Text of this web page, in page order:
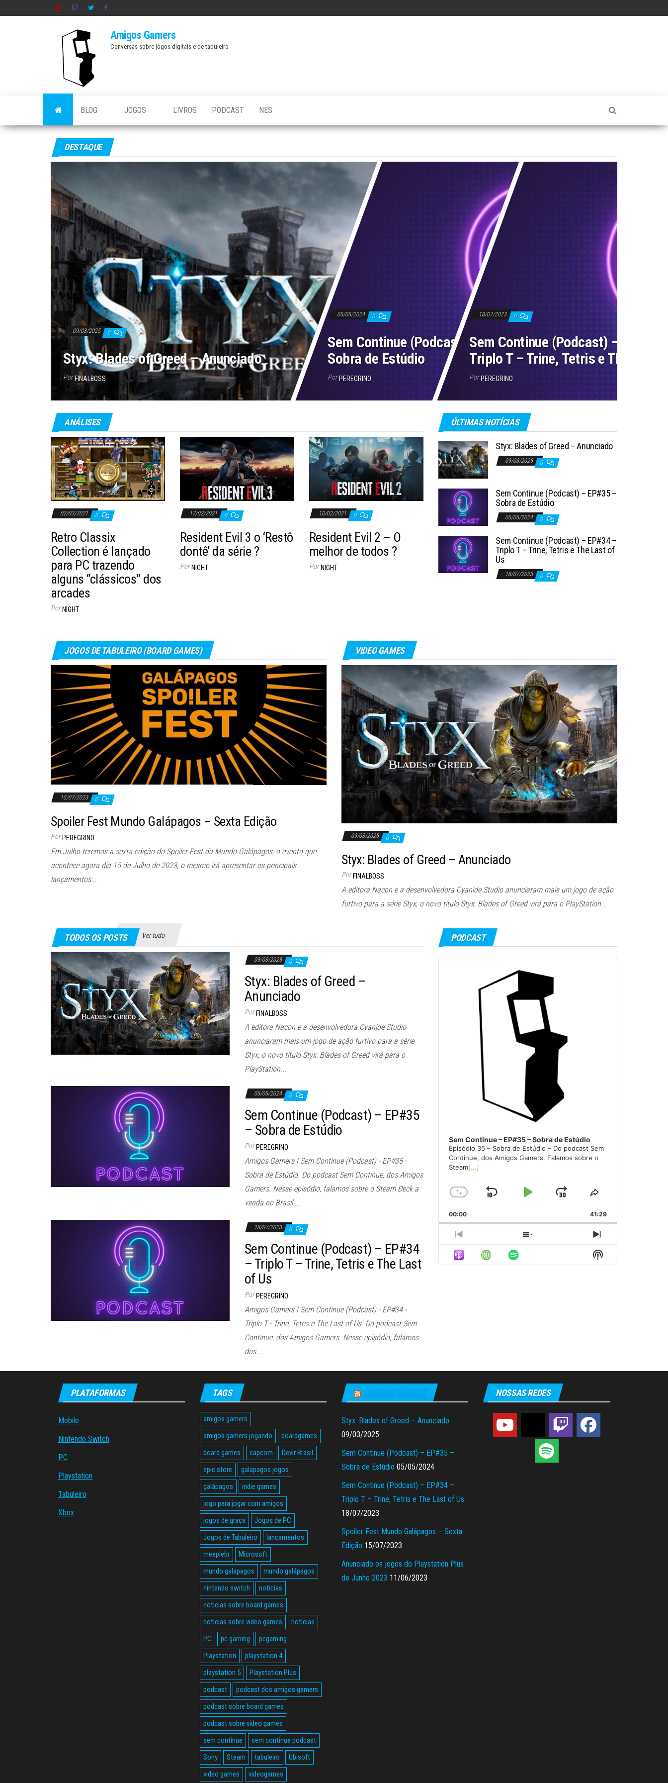
Amigos Gamers
Conversas sobre jogos digitais e de tabuleiro
BLOG JOGOS LIVROS PODCAST NES
DESTAQUE
09/03/2025 0
Styx: Blades of Greed – Anunciado
Por FINALBOSS
05/05/2024 0
Sem Continue (Podcast) – EP#35 –
Sobra de Estúdio
Por PEREGRINO
18/07/2023 0
Sem Continue (Podcast) – EP#34
Triplo T – Trine, Tetris e The Last
Por PEREGRINO
ANÁLISES
02/03/2021 0
Retro Classix
Collection é lançado
para PC trazendo
alguns “clássicos” dos
arcades
Por NIGHT
17/02/2021 0
Resident Evil 3 o ‘Restô
dontê’ da série ?
Por NIGHT
10/02/2021 0
Resident Evil 2 – O
melhor de todos ?
Por NIGHT
ÚLTIMAS NOTÍCIAS
Styx: Blades of Greed – Anunciado
09/03/2025 0
Sem Continue (Podcast) – EP#35 –
Sobra de Estúdio
05/05/2024 0
Sem Continue (Podcast) – EP#34 –
Triplo T – Trine, Tetris e The Last of
Us
18/07/2023 0
JOGOS DE TABULEIRO (BOARD GAMES)
15/07/2023 0
Spoiler Fest Mundo Galápagos – Sexta Edição
Por PEREGRINO
Em Julho teremos a sexta edição do Spoiler Fest da Mundo Galápagos, o evento que
acontece agora dia 15 de Julho de 2023, o mesmo irá apresentar os principais
lançamentos...
VIDEO GAMES
09/03/2025 0
Styx: Blades of Greed – Anunciado
Por FINALBOSS
A editora Nacon e a desenvolvedora Cyanide Studio anunciaram mais um jogo de ação
furtivo para a série Styx, o novo título Styx: Blades of Greed virá para o PlayStation...
TODOS OS POSTS Ver tudo
09/03/2025 0
Styx: Blades of Greed –
Anunciado
Por FINALBOSS
A editora Nacon e a desenvolvedora Cyanide Studio
anunciaram mais um jogo de ação furtivo para a série
Styx, o novo título Styx: Blades of Greed virá para o
PlayStation...
05/05/2024 0
Sem Continue (Podcast) – EP#35
– Sobra de Estúdio
Por PEREGRINO
Amigos Gamers | Sem Continue (Podcast) - EP#35 -
Sobra de Estúdio. Do podcast Sem Continue, dos Amigos
Gamers. Nesse episódio, falamos sobre o Steam Deck a
venda no Brasil....
18/07/2023 0
Sem Continue (Podcast) – EP#34
– Triplo T – Trine, Tetris e The Last
of Us
Por PEREGRINO
Amigos Gamers | Sem Continue (Podcast) - EP#34 -
Triplo T - Trine, Tetris e The Last of Us. Do podcast Sem
Continue, dos Amigos Gamers. Nesse episódio, falamos
dos...
PODCAST
Audio
Sem Continue – EP#35 – Sobra de Estúdio
Episódio 35 – Sobra de Estúdio – Do podcast Sem
Continue, dos Amigos Gamers. Falamos sobre o
Steam[...]
Change
Rate
1x
Skip
Play
Jump
Forward
Share
Episode
00:00 41:29
Previous
Episode
Show
Episodes
Next
Episode
Show
Podcast
PLATAFORMAS
Mobile
Nintendo Switch
PC
Playstation
Tabuleiro
Xbox
TAGS
amigos gamers
amigos gamers jogando
boardgames
board games
capcom
Devir Brasil
epic store
galapagos jogos
galápagos
indie games
jogo para jogar com amigos
jogos de graça
Jogos de PC
Jogos de Tabuleiro
lançamentos
meeplebr
Microsoft
mundo galapagos
mundo galápagos
nintendo switch
noticias
noticias sobre board games
noticias sobre video games
notícias
PC
pc gaming
pcgaming
Playstation
playstation 4
playstation 5
Playstation Plus
podcast
podcast dos amigos gamers
podcast sobre board games
podcast sobre video games
sem continue
sem continue podcast
Sony
Steam tabuleiro
Ubisoft
video games
videogames
AMIGOS GAMERS
Styx: Blades of Greed – Anunciado
09/03/2025
Sem Continue (Podcast) – EP#35 –
Sobra de Estúdio 05/05/2024
Sem Continue (Podcast) – EP#34 –
Triplo T – Trine, Tetris e The Last of Us
18/07/2023
Spoiler Fest Mundo Galápagos – Sexta
Edição 15/07/2023
Anunciado os jogos do Playstation Plus
de Junho 2023 11/06/2023
NOSSAS REDES